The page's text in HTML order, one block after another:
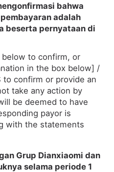
bahwa
adalah
beserta pernyataan di
to confirm, or
in the box below] /
confirm or provide an
take any action by
be deemed to have
payor is
with the statements
Grup Dianxiaomi dan
selama periode 1